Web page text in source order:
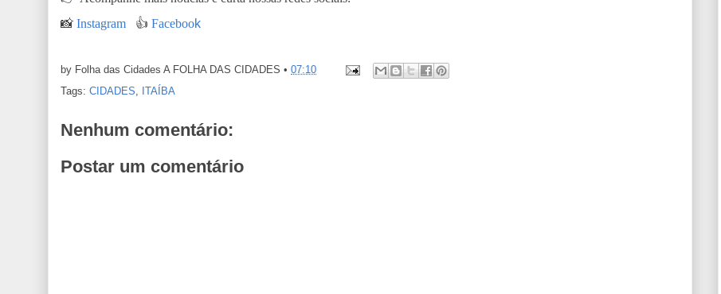
📸 Instagram 👍 Facebook
by Folha das Cidades A FOLHA DAS CIDADES • 07:10
Tags: CIDADES, ITAÍBA
Nenhum comentário:
Postar um comentário